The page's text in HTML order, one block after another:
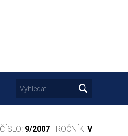
ČÍSLO: 9/2007 · ROČNÍK: V